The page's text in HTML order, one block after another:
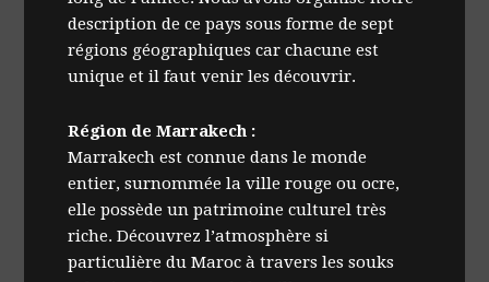
description de ce pays sous forme de sept
régions géographiques car chacune est
unique et il faut venir les découvrir.
Région de Marrakech :
Marrakech est connue dans le monde
entier, surnommée la ville rouge ou ocre,
elle possède un patrimoine culturel très
riche. Découvrez l’atmosphère si
particulière du Maroc à travers les souks